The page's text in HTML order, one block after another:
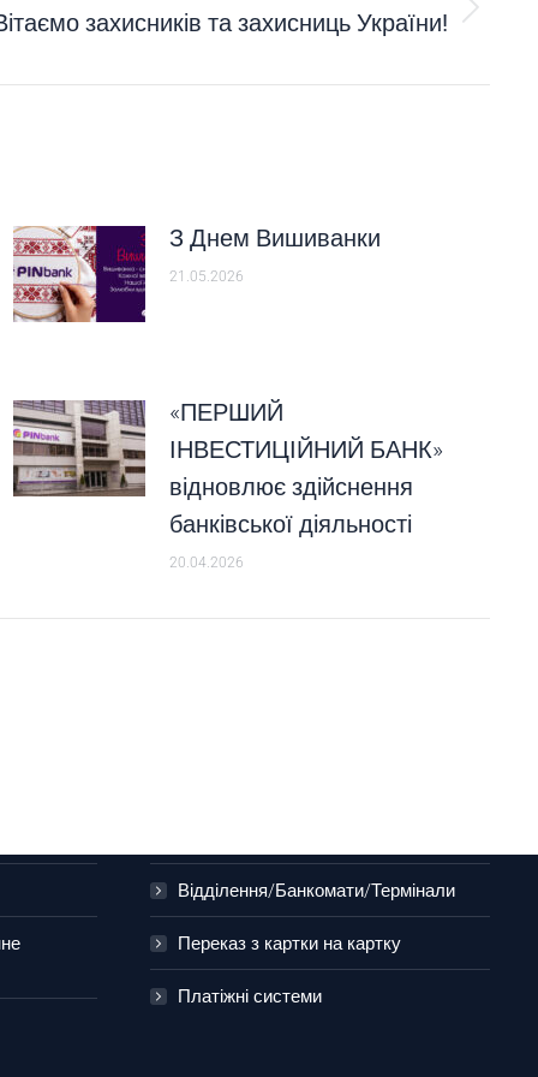
захисників та захисниць України!
З Днем Вишиванки
21.05.2026
«ПЕРШИЙ
ІНВЕСТИЦІЙНИЙ БАНК»
відновлює здійснення
банківської діяльності
20.04.2026
Відділення/Банкомати/Термінали
Переказ з картки на картку
Платіжні системи